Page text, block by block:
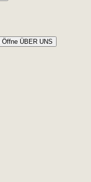
Öffne ÜBER UNS